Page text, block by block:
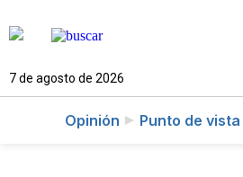
7 de agosto de 2026
Opinión Punto de vista